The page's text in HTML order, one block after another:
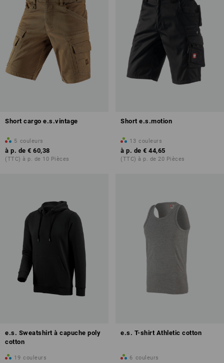
Short cargo e.s.vintage
5 couleurs
à p. de € 60,38
(TTC) à p. de 10 Pièces
Short e.s.motion
13 couleurs
à p. de € 44,65
(TTC) à p. de 20 Pièces
e.s. Sweatshirt à capuche poly
cotton
19 couleurs
e.s. T-shirt Athletic cotton
6 couleurs